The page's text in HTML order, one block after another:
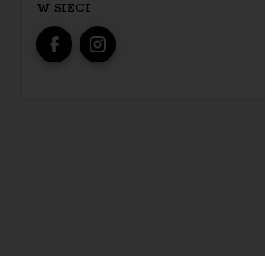
W SIECI